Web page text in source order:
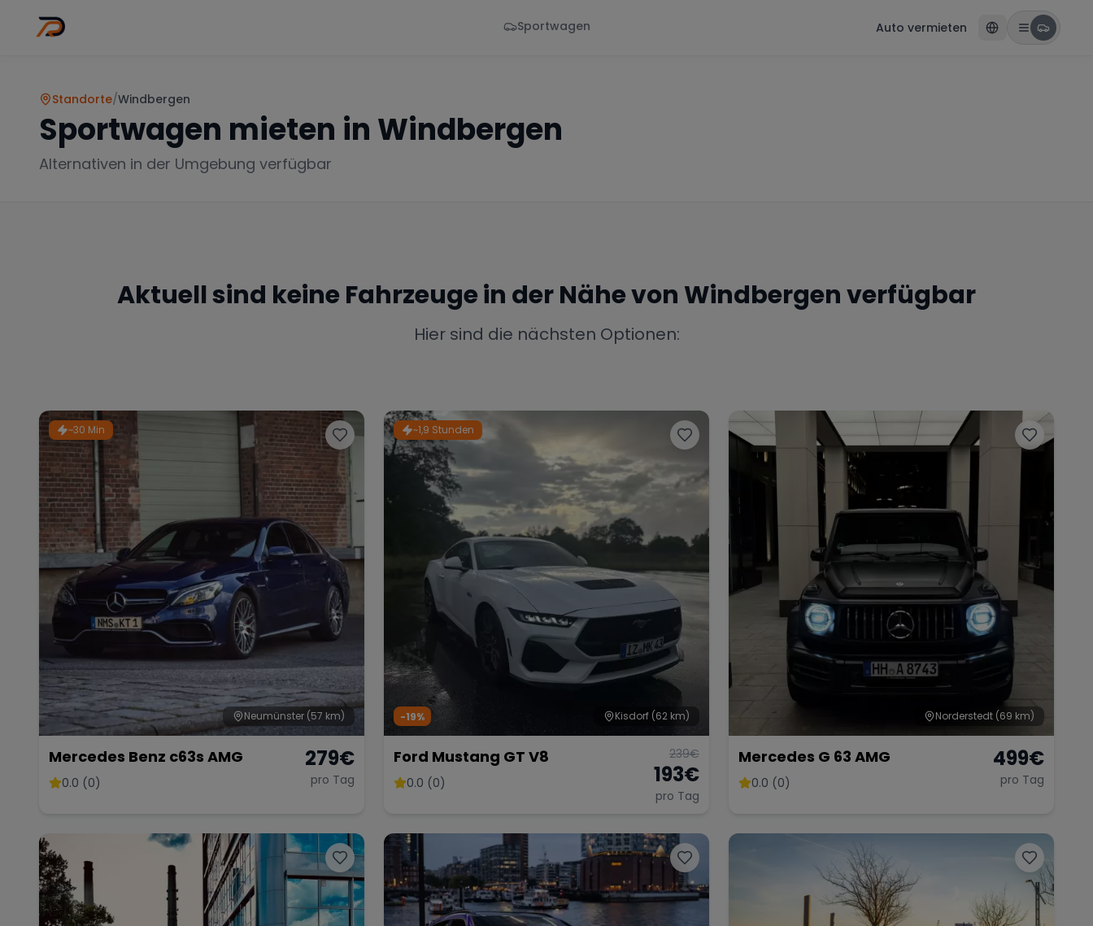
Sportwagen Auto vermieten
Standorte/Windbergen
Sportwagen mieten in Windbergen
Alternativen in der Umgebung verfügbar
Aktuell sind keine Fahrzeuge in der Nähe von Windbergenverfügbar
Hier sind die nächsten Optionen:
~30 Min
Neumünster (57 km)
Mercedes Benz c63s AMG
0.0 (0)
279€
pro Tag
~1,9 Stunden
Kisdorf (62 km)
-19%
Ford Mustang GT V8
0.0 (0)
239€
193€
pro Tag
Norderstedt (69 km)
Mercedes G 63 AMG
0.0 (0)
499€
pro Tag